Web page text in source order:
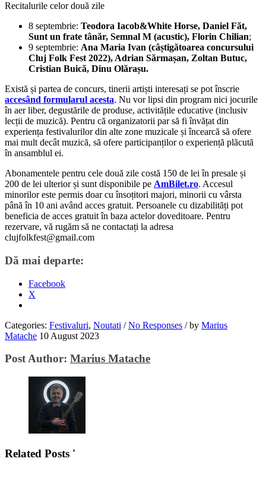
Recitalurile celor două zile
8 septembrie: Teodora Iacob&White Horse, Daniel Făt,
Sunt un frate tânăr, Semnal M (acustic), Florin Chilian;
9 septembrie: Ana Maria Ivan (câștigătoarea concursului
Cluj Folk Fest 2022), Adrian Sărmașan, Zoltan Butuc,
Cristian Buică, Dinu Olărașu.
Există și partea de concurs, tinerii artiști interesați se pot înscrie
accesând formularul acesta. Nu vor lipsi din program nici jocurile
în aer liber, degustările de produse, activitățile educative (inclusiv
lecții de muzică). Pentru că organizatorii par să fi învățat din
experiența festivalurilor din alte zone muzicale și încearcă să ofere
mai mult decât muzică, să ofere participanților o experiență plăcută
în ansamblul ei.
Abonamentele pentru cele două zile costă 150 de lei în presale și
200 de lei ulterior și sunt disponibile pe AmBilet.ro. Accesul
minorilor este permis doar cu însoțitori majori, minorii cu vârsta
până în 10 ani având acces gratuit. Persoanele cu dizabilități pot
beneficia de acces gratuit în baza actelor doveditoare. Pentru
rezervare, vă rugăm să ne contactați la adresa
clujfolkfest@gmail.com
Dă mai departe:
Facebook
X
Categories: Festivaluri, Noutati / No Responses /by Marius
Matache 10 August 2023
Post Author: Marius Matache
Related Posts '